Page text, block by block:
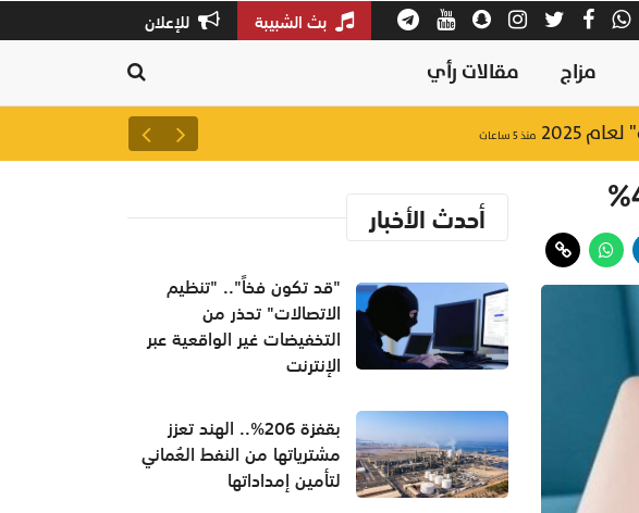
بث الشبيبة للإعلان
مزاج مقالات رأي
منذ ٥ ساعات لتعزيز سلاسل الإمداد..
أحدث الأخبار
"قد تكون فخاً".. "تنظيم
الاتصالات" تحذر من
التخفيضات غير الواقعية عبر
الإنترنت
بقفزة 206%.. الهند تعزز
مشترياتها من النفط العُماني
لتأمين إمداداتها